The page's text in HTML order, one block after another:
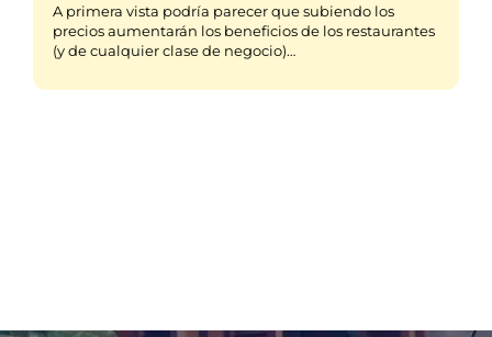
A primera vista podría parecer que subiendo los
precios aumentarán los beneficios de los restaurantes
(y de cualquier clase de negocio)…